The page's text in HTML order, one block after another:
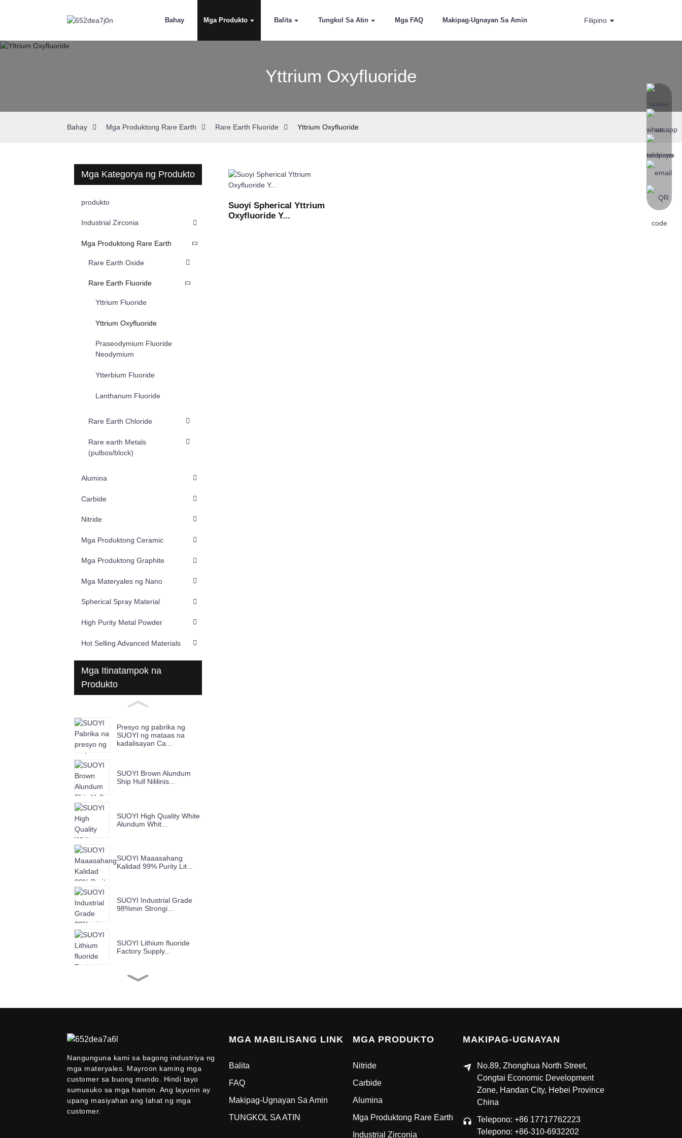
Bahay Mga Produkto Balita Tungkol Sa Atin Mga FAQ Makipag-Ugnayan Sa Amin Filipino
Yttrium Oxyfluoride
Bahay Mga Produktong Rare Earth Rare Earth Fluoride Yttrium Oxyfluoride
Mga Kategorya ng Produkto
produkto
Industrial Zirconia
Mga Produktong Rare Earth
Rare Earth Oxide
Rare Earth Fluoride
Yttrium Fluoride
Yttrium Oxyfluoride
Praseodymium Fluoride
Neodymium
Ytterbium Fluoride
Lanthanum Fluoride
Rare Earth Chloride
Rare earth Metals
(pulbos/block)
Alumina
Carbide
Nitride
Mga Produktong Ceramic
Mga Produktong Graphite
Mga Materyales ng Nano
Spherical Spray Material
High Purity Metal Powder
Hot Selling Advanced Materials
Mga Itinatampok na
Produkto
Presyo ng pabrika ng
SUOYI ng mataas na
kadalisayan Ca...
SUOYI Brown Alundum
Ship Hull Nililinis...
SUOYI High Quality White
Alundum Whit...
SUOYI Maaasahang
Kalidad 99% Purity Lit...
SUOYI Industrial Grade
98%min Strongi...
SUOYI Lithium fluoride
Factory Supply...
Copper Oxide Ind...
Supplier ng Suoyi
99.9%-99.99% Niobium
P...
Suoyi Spherical Yttrium
Oxyfluoride Y...
Nangunguna kami sa bagong industriya ng
mga materyales. Mayroon kaming mga
customer sa buong mundo. Hindi tayo
sumusuko sa mga hamon. Ang layunin ay
upang masiyahan ang lahat ng mga
customer.
MGA MABILISANG LINK
Balita
FAQ
Makipag-Ugnayan Sa Amin
TUNGKOL SA ATIN
MGA PRODUKTO
Nitride
Carbide
Alumina
Mga Produktong Rare Earth
Industrial Zirconia
MAKIPAG-UGNAYAN
No.89, Zhonghua North Street,
Congtai Economic Development
Zone, Handan City, Hebei Province
China
Telepono: +86 17717762223
Telepono: +86-310-6932202